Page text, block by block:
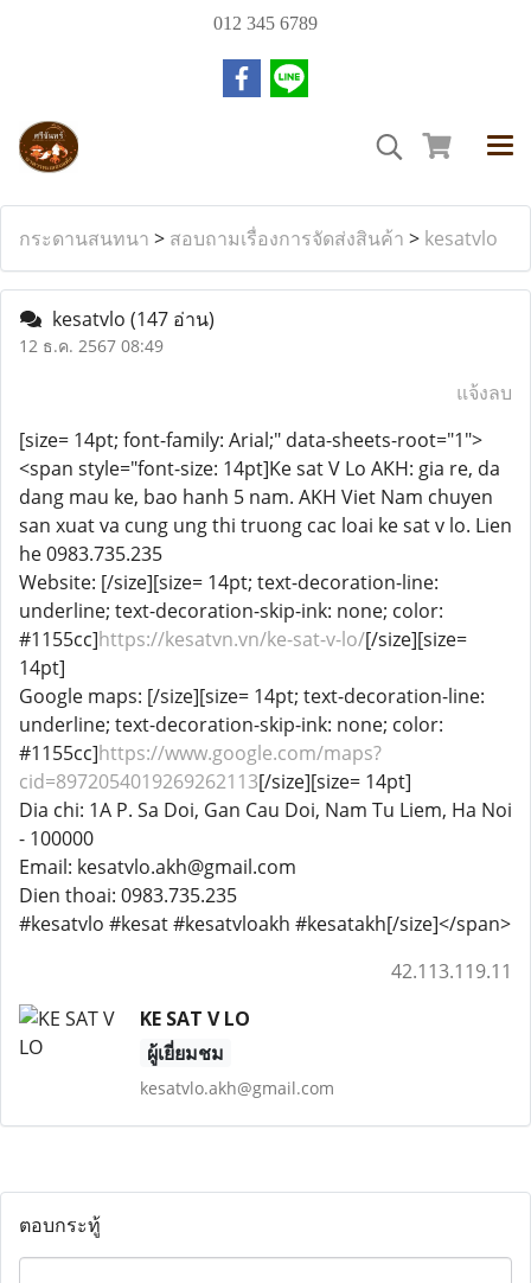
012 345 6789
กระดานสนทนา > สอบถามเรื่องการจัดส่งสินค้า > kesatvlo
kesatvlo (147 อ่าน)
12 ธ.ค. 2567 08:49
แจ้งลบ
[size= 14pt; font-family: Arial;" data-sheets-root="1">
<span style="font-size: 14pt]Ke sat V Lo AKH: gia re, da
dang mau ke, bao hanh 5 nam. AKH Viet Nam chuyen
san xuat va cung ung thi truong cac loai ke sat v lo. Lien
he 0983.735.235
Website: [/size][size= 14pt; text-decoration-line:
underline; text-decoration-skip-ink: none; color:
#1155cc]https://kesatvn.vn/ke-sat-v-lo/[/size][size=
14pt]
Google maps: [/size][size= 14pt; text-decoration-line:
underline; text-decoration-skip-ink: none; color:
#1155cc]https://www.google.com/maps?
cid=8972054019269262113[/size][size= 14pt]
Dia chi: 1A P. Sa Doi, Gan Cau Doi, Nam Tu Liem, Ha Noi
- 100000
Email: kesatvlo.akh@gmail.com
Dien thoai: 0983.735.235
#kesatvlo #kesat #kesatvloakh #kesatakh[/size]</span>
42.113.119.11
KE SAT V LO
ผู้เยี่ยมชม
kesatvlo.akh@gmail.com
ตอบกระทู้